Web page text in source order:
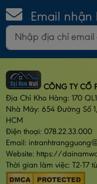
Email nhận
CÔNG TY CỔ
Địa Chỉ Kho Hàng: 170
Nhà Máy: 654 Đường Số
HCM
Điện thoại: 078.22.33.000
Email:
Website: https://
Thời gian làm việc: T2-T7